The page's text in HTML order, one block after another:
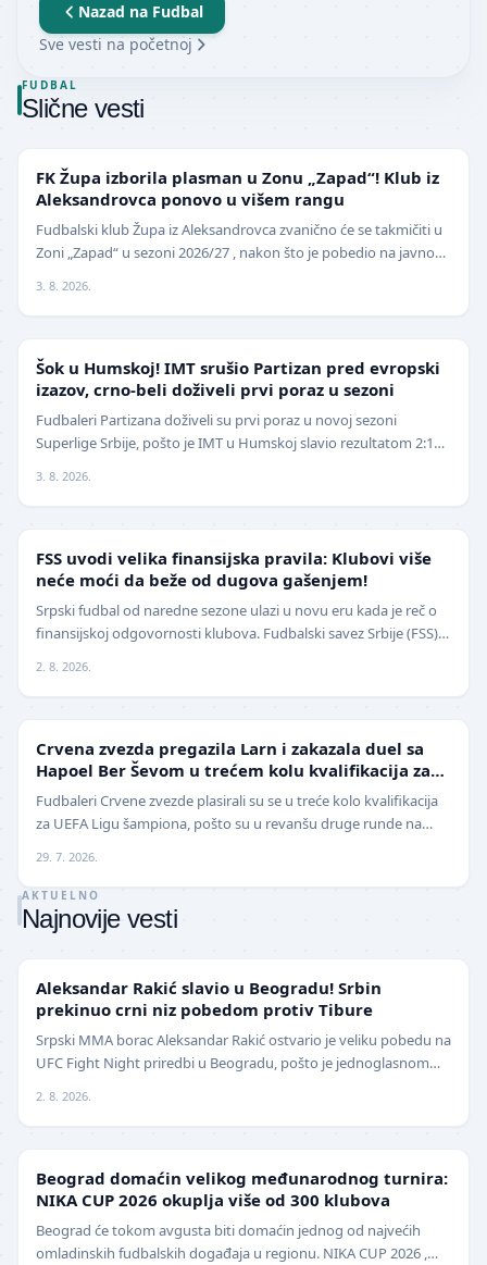
Nazad na Fudbal
Sve vesti na početnoj
FUDBAL
Slične vesti
NIŽE LIGE
FK Župa izborila plasman u Zonu „Zapad“! Klub iz
Aleksandrovca ponovo u višem rangu
Fudbalski klub Župa iz Aleksandrovca zvanično će se takmičiti u
Zoni „Zapad“ u sezoni 2026/27 , nakon što je pobedio na javnom
3. 8. 2026.
SUPERLIGA
Šok u Humskoj! IMT srušio Partizan pred evropski
izazov, crno-beli doživeli prvi poraz u sezoni
Fudbaleri Partizana doživeli su prvi poraz u novoj sezoni
Superlige Srbije, pošto je IMT u Humskoj slavio rezultatom 2:1
3. 8. 2026.
FSS uvodi velika finansijska pravila: Klubovi više
neće moći da beže od dugova gašenjem!
Srpski fudbal od naredne sezone ulazi u novu eru kada je reč o
finansijskoj odgovornosti klubova. Fudbalski savez Srbije (FSS)
2. 8. 2026.
Crvena zvezda pregazila Larn i zakazala duel sa
Hapoel Ber Ševom u trećem kolu kvalifikacija za
Ligu šampiona
Fudbaleri Crvene zvezde plasirali su se u treće kolo kvalifikacija
za UEFA Ligu šampiona, pošto su u revanšu druge runde na
29. 7. 2026.
AKTUELNO
Najnovije vesti
Aleksandar Rakić slavio u Beogradu! Srbin
prekinuo crni niz pobedom protiv Tibure
Srpski MMA borac Aleksandar Rakić ostvario je veliku pobedu na
UFC Fight Night priredbi u Beogradu, pošto je jednoglasnom
2. 8. 2026.
Beograd domaćin velikog međunarodnog turnira:
NIKA CUP 2026 okuplja više od 300 klubova
Beograd će tokom avgusta biti domaćin jednog od najvećih
omladinskih fudbalskih događaja u regionu. NIKA CUP 2026 ,